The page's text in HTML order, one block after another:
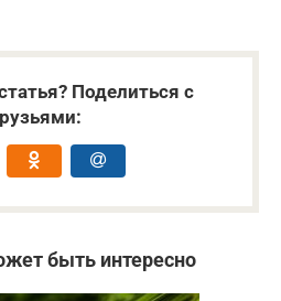
Поделиться с
быть интересно